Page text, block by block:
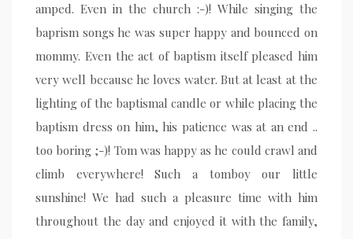
amped. Even in the church :-)! While singing the
baprism songs he was super happy and bounced on
mommy. Even the act of baptism itself pleased him
very well because he loves water. But at least at the
lighting of the baptismal candle or while placing the
baptism dress on him, his patience was at an end ..
too boring ;-)! Tom was happy as he could crawl and
climb everywhere! Such a tomboy our little
sunshine! We had such a pleasure time with him
throughout the day and enjoyed it with the family,